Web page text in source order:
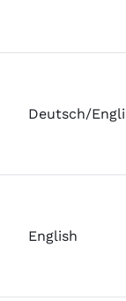
Deutsch/
English